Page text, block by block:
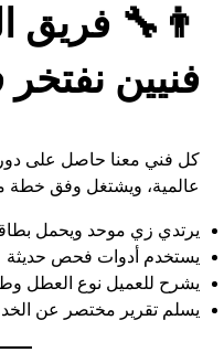
👨‍🔧 فريق
فنيين نفتخر
كل فني معنا حاصل على
عالمية، ويشتغل وفق خطة
يرتدي زي موحد ويحمل
يستخدم أدوات فحص حديثة
يشرح للعميل نوع العطل
يسلم تقرير مختصر عن